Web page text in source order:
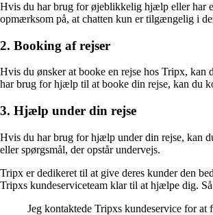
Hvis du har brug for øjeblikkelig hjælp eller har
opmærksom på, at chatten kun er tilgængelig i
2. Booking af rejser
Hvis du ønsker at booke en rejse hos Tripx,
har brug for hjælp til at booke din rejse, kan du
3. Hjælp under din rejse
Hvis du har brug for hjælp under din rejse, kan
eller spørgsmål, der opstår undervejs.
Tripx er dedikeret til at give deres kunder den
Tripxs kundeserviceteam klar til at hjælpe dig.
Jeg kontaktede Tripxs kundeservice for